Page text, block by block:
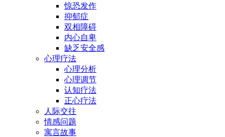
惊恐发作
抑郁症
双相障碍
内心自卑
缺乏安全感
心理疗法
心理分析
心理调节
认知疗法
正心疗法
人际交往
情感问题
寓言故事